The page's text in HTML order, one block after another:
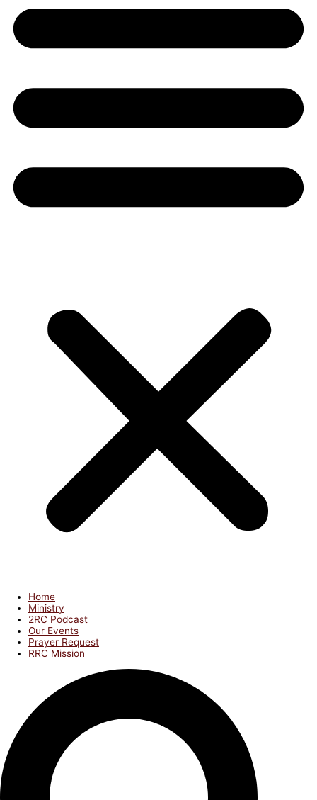
Home
Ministry
2RC Podcast
Our Events
Prayer Request
RRC Mission